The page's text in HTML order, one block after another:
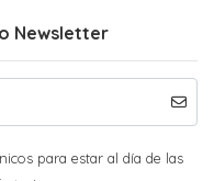
Newsletter
para estar al día de las